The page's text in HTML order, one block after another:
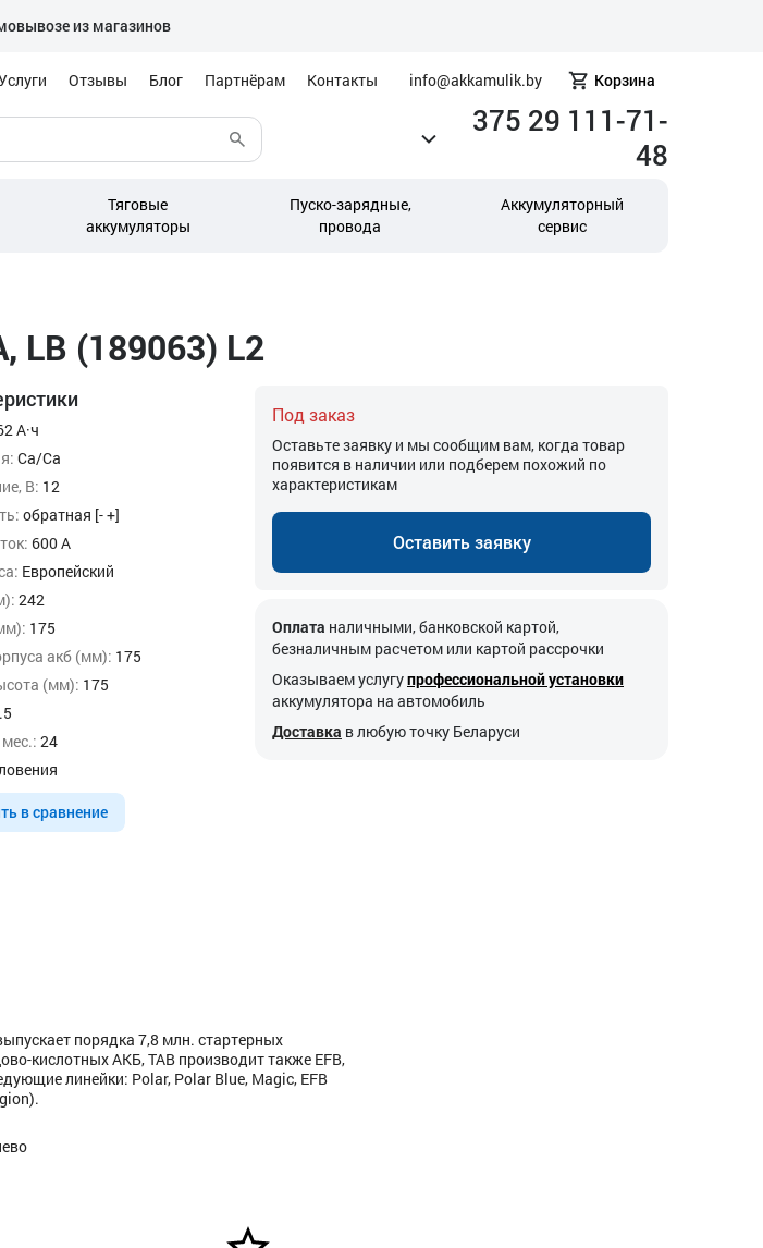
из магазинов
Отзывы Блог Партнёрам Контакты info@akkamulik.by Корзина
375 29 111-71-
48
Тяговые
аккумуляторы
Пуско-зарядные,
провода
Аккумуляторный
сервис
LB (189063) L2
А·ч
Ca/Ca
В: 12
обратная [- +]
600 А
Европейский
242
175
акб (мм): 175
(мм): 175
24
в сравнение
Под заказ
Оставьте заявку и мы сообщим вам, когда товар
появится в наличии или подберем похожий по
характеристикам
Оставить заявку
Оплата наличными, банковской картой,
безналичным расчетом или картой рассрочки
Оказываем услугупрофессиональной установки
аккумулятора на автомобиль
Доставка в любую точку Беларуси
порядка 7,8 млн. стартерных
кислотных АКБ, TAB производит также EFB,
линейки: Polar, Polar Blue, Magic, EFB